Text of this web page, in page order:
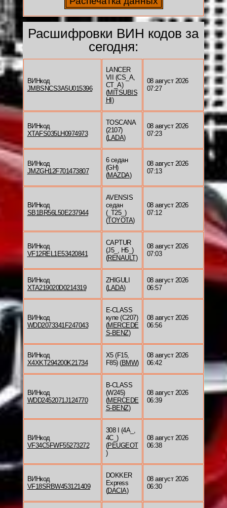
Расшифровки ВИН кодов за
сегодня:
ВИНкод
JMBSNCS3A5U015396
LANCER
VII (CS_A,
CT_A)
(MITSUBIS
HI)
08 август 2026
07:27
ВИНкод
XTAFS035LH0974973
TOSCANA
(2107)
(LADA)
08 август 2026
07:23
ВИНкод
JMZGH12F701473807
6 седан
(GH)
(MAZDA)
08 август 2026
07:13
ВИНкод
SB1BR56L50E237944
AVENSIS
седан
(_T25_)
(TOYOTA)
08 август 2026
07:12
ВИНкод
VF12REL1E53420841
CAPTUR
(J5_, H5_)
(RENAULT)
08 август 2026
07:03
ВИНкод
XTA219020D0214319
ZHIGULI
(LADA)
08 август 2026
06:57
ВИНкод
WDD2073341F247043
E-CLASS
купе (C207)
(MERCEDE
S-BENZ)
08 август 2026
06:56
ВИНкод
X4XKT294200K21734
X5 (F15,
F85) (BMW)
08 август 2026
06:42
ВИНкод
WDD2452071J124770
B-CLASS
(W245)
(MERCEDE
S-BENZ)
08 август 2026
06:39
ВИНкод
VF34C5FWF55273272
308 I (4A_,
4C_)
(PEUGEOT
)
08 август 2026
06:38
ВИНкод
VF18SRBW453121409
DOKKER
Express
(DACIA)
08 август 2026
06:30